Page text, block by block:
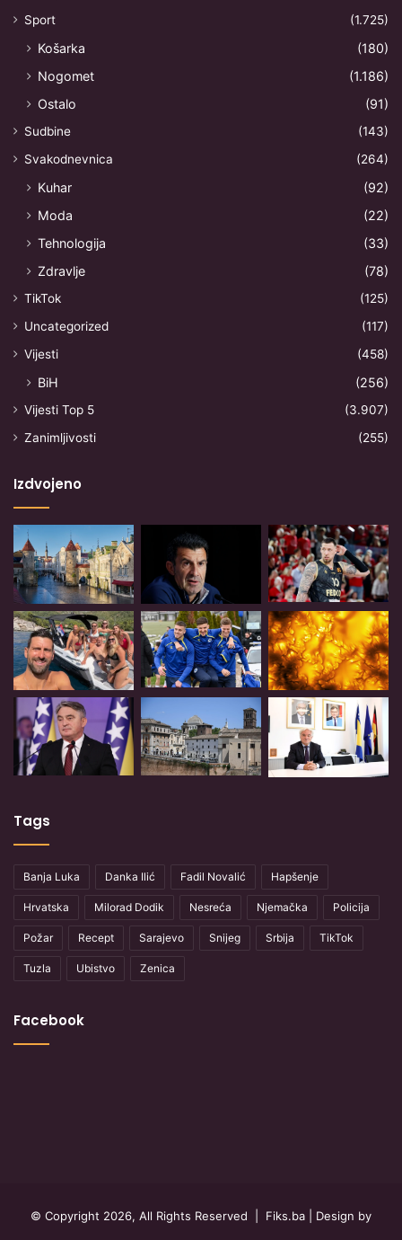
Sport
(1.725)
Košarka
(180)
Nogomet
(1.186)
Ostalo
(91)
Sudbine
(143)
Svakodnevnica
(264)
Kuhar
(92)
Moda
(22)
Tehnologija
(33)
Zdravlje
(78)
TikTok
(125)
Uncategorized
(117)
Vijesti
(458)
BiH (256)
Vijesti Top 5
(3.907)
Zanimljivosti
(255)
Izdvojeno
Tags
Banja Luka Danka Ilić Fadil Novalić Hapšenje
Hrvatska Milorad Dodik Nesreća Njemačka Policija
Požar Recept Sarajevo Snijeg Srbija TikTok
Tuzla Ubistvo Zenica
Facebook
© Copyright 2026, All Rights Reserved | Fiks.ba | Design by